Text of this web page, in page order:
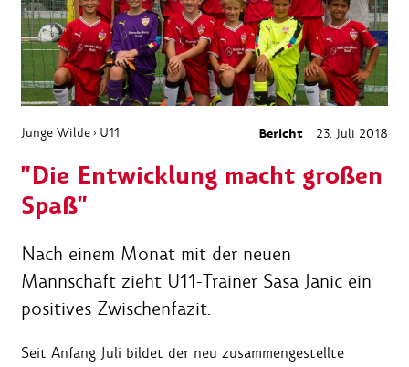
Junge Wilde › U11 Bericht 23. Juli 2018
"Die Entwicklung macht großen
Spaß"
Nach einem Monat mit der neuen
Mannschaft zieht U11-Trainer Sasa Janic ein
positives Zwischenfazit.
Seit Anfang Juli bildet der neu zusammengestellte